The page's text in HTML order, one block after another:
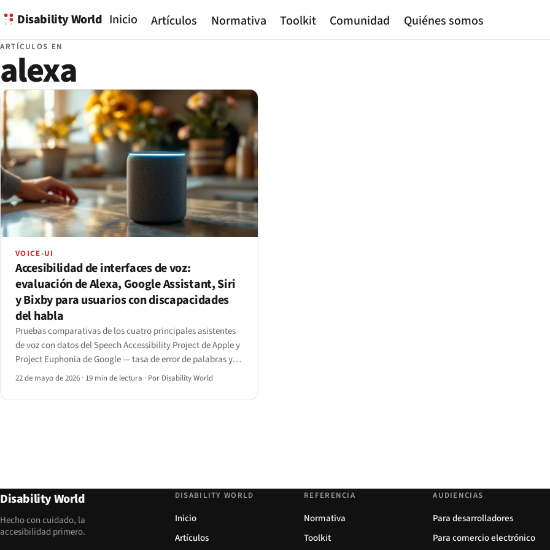
Disability World Inicio Artículos Normativa Toolkit Comunidad Quiénes somos
ARTÍCULOS EN
alexa
VOICE-UI
Accesibilidad de interfaces de voz:
evaluación de Alexa, Google Assistant, Siri
y Bixby para usuarios con discapacidades
del habla
Pruebas comparativas de los cuatro principales asistentes
de voz con datos del Speech Accessibility Project de Apple y
Project Euphonia de Google — tasa de error de palabras y
reconocimiento de intención por condición del habla, más
22 de mayo de 2026 · 19 min de lectura · Por Disability World
Disability World
Hecho con cuidado, la
accesibilidad primero.
DISABILITY WORLD
Inicio
Artículos
REFERENCIA
Normativa
Toolkit
AUDIENCIAS
Para desarrolladores
Para comercio electrónico